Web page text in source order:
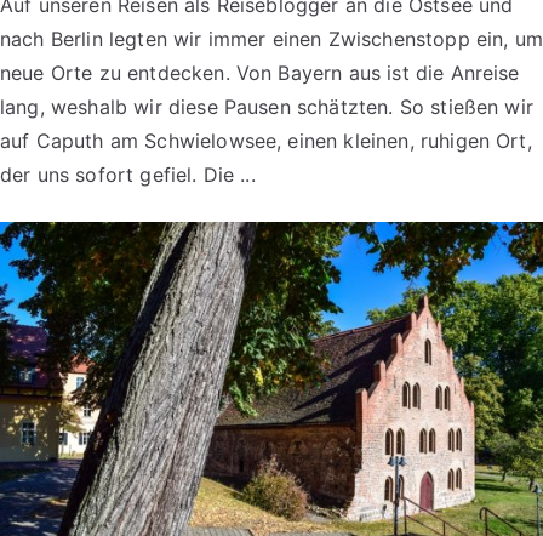
Auf unseren Reisen als Reiseblogger an die Ostsee und
nach Berlin legten wir immer einen Zwischenstopp ein, um
neue Orte zu entdecken. Von Bayern aus ist die Anreise
lang, weshalb wir diese Pausen schätzten. So stießen wir
auf Caputh am Schwielowsee, einen kleinen, ruhigen Ort,
der uns sofort gefiel. Die ...